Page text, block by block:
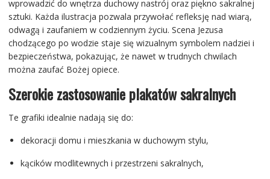
wprowadzić do wnętrza duchowy nastrój oraz piękno sakralnej
sztuki. Każda ilustracja pozwala przywołać refleksję nad wiarą,
odwagą i zaufaniem w codziennym życiu. Scena Jezusa
chodzącego po wodzie staje się wizualnym symbolem nadziei i
bezpieczeństwa, pokazując, że nawet w trudnych chwilach
można zaufać Bożej opiece.
Szerokie zastosowanie plakatów sakralnych
Te grafiki idealnie nadają się do:
dekoracji domu i mieszkania w duchowym stylu,
kącików modlitewnych i przestrzeni sakralnych,